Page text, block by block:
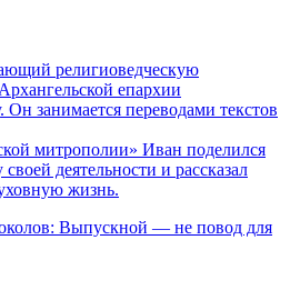
религиоведческую
епархии
занимается переводами текстов
митрополии» Иван поделился
деятельности и рассказал
жизнь.